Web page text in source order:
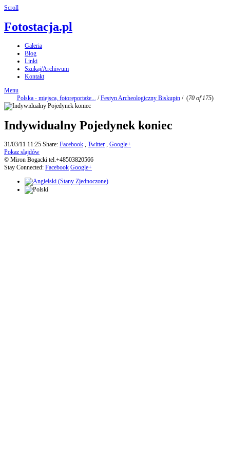
Scroll
Fotostacja.pl
Galeria
Blog
Linki
Szukaj/Archiwum
Kontakt
Menu
Polska - miejsca, fotoreportaże... /Festyn Archeologiczny Biskupin/ (70 of 175)
Indywidualny Pojedynek koniec
31/03/11 11:25 Share: Facebook , Twitter , Google+
Pokaz slajdów
© Miron Bogacki tel.+48503820566
Stay Connected: Facebook Google+